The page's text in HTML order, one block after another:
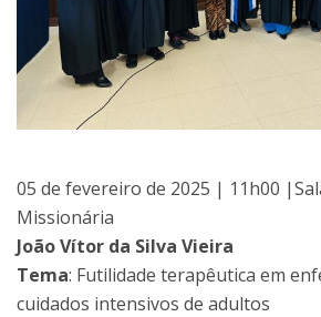
05 de fevereiro de 2025 | 11h00
Missionária
João Vítor da Silva Vieira
Tema: Futilidade terapêutica em
cuidados intensivos de adultos